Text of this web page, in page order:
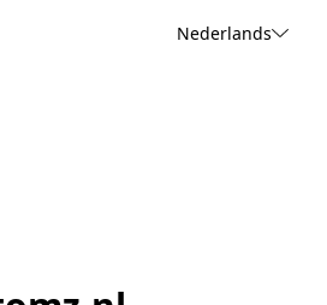
Nederlands